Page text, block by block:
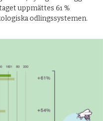
uppmättes 61 %
odlingssystemen.